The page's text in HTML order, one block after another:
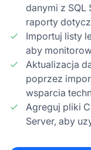
danymi z
raporty
Importuj listy
aby
Aktualizacja
poprzez
wsparcia
Agreguj pliki
Server, aby